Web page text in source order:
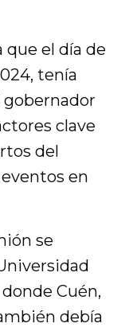
que el día de
tenía
gobernador
clave
del
en
se
Cuén,
debía